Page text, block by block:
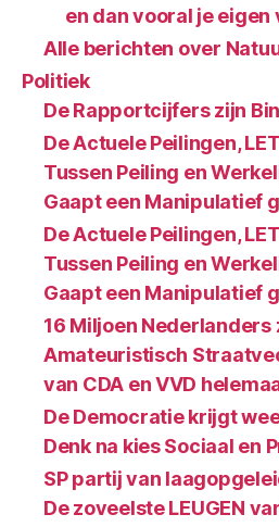
en dan vooral je
Alle berichten over
Politiek
De Rapportcijfers zijn
De Actuele Peilingen,
Tussen Peiling en
Gaapt een Manipulatief
De Actuele Peilingen,
Tussen Peiling en
Gaapt een Manipulatief
16 Miljoen Nederlanders
Amateuristisch
van CDA en VVD
De Democratie krijgt
Denk na kies Sociaal en
SP partij van
De zoveelste LEUGEN